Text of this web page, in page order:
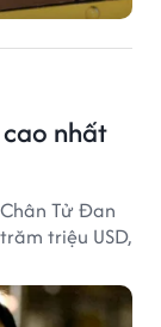
nhất
Tử Đan
triệu USD,